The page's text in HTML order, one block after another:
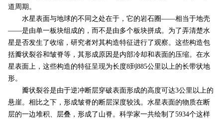
道周期。
水星表面与地球的不同之处在于，它的岩石圈——相当于地壳
——是由单一板块组成的，而不是由多个板块拼成。为了弄清楚水
星是否发生了收缩，研究者对其构造特征进行了观察。这些构造包
括瓣状裂谷和皱脊等，其形成原因是内部冷却和表面的压缩。在水
星表面上，这些构造的特征呈现为长度8到885公里以上的长带状地
形。
瓣状裂谷是由于逆冲断层穿破表面形成的高度可达3公里以上的
悬崖。相比之下，形成皱脊的断层深度较浅。水星表面的物质在断
层的一边堆积、层叠，形成了山脊。科学家一共绘制了5934个这样